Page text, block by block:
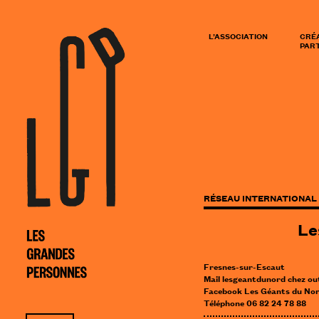
L’ASSOCIATION
RÉSEAU INTERNATIONAL
Fresnes-sur-Escaut
Mail lesgeantdunordchez
Facebook Les Géants du
Téléphone 06 82 24 78 88